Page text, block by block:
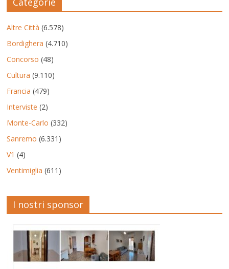
Altre Città (6.578)
Bordighera (4.710)
Concorso (48)
Cultura (9.110)
Francia (479)
Interviste (2)
Monte-Carlo (332)
Sanremo (6.331)
V1 (4)
Ventimiglia (611)
I nostri sponsor